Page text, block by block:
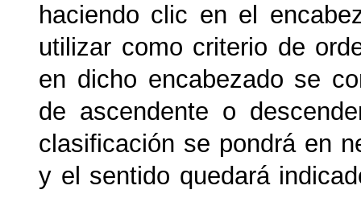
haciendo clic en el
utilizar como criterio de
en dicho encabezado se
de ascendente o
clasificación se pondrá en
y el sentido quedará